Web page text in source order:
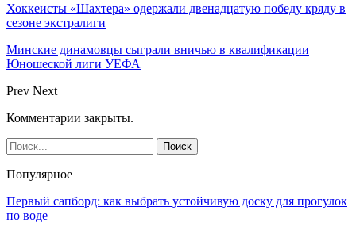
Хоккеисты «Шахтера» одержали двенадцатую победу кряду в
сезоне экстралиги
Минские динамовцы сыграли вничью в квалификации
Юношеской лиги УЕФА
Prev Next
Комментарии закрыты.
Популярное
Первый сапборд: как выбрать устойчивую доску для прогулок
по воде